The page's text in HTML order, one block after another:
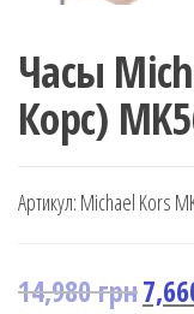
Часы
Корс)
Артикул: Michael Kors
14,980грн